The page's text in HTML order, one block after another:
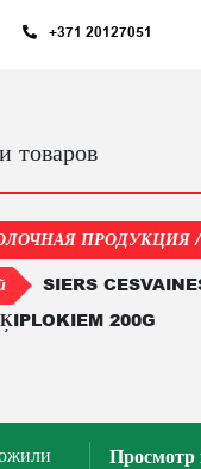
+371 20127051
товаров
ПРОДУКЦИЯ
SIERS
200G
Просмотр